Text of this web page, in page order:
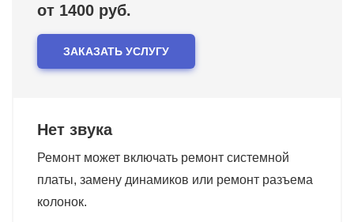
от 1400 руб.
ЗАКАЗАТЬ УСЛУГУ
Нет звука
Ремонт может включать ремонт системной
платы, замену динамиков или ремонт разъема
колонок.